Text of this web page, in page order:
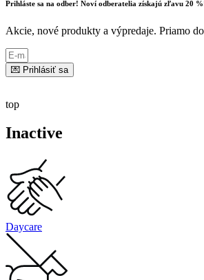
Prihláste sa na odber! Noví odberatelia získajú zľavu 20
Akcie, nové produkty a výpredaje. Priamo
💌 Prihlásiť sa
top
Inactive
Daycare